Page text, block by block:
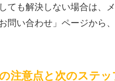
ても解決しない場合は、
問い合わせ」ページから
注意点と次のステッ